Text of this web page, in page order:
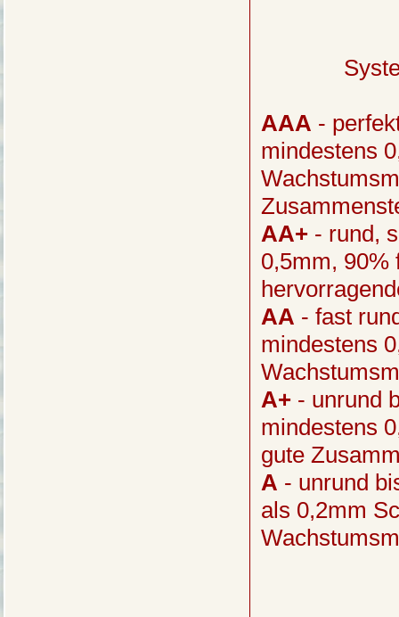
AAA -
mindestens
AA+ - rund,
0,5mm, 90%
AA - fast
mindestens
A+ - unrund
mindestens
gute
A - unrund
als 0,2mm